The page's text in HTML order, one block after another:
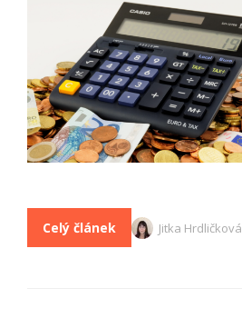
Celý článek Jitka Hrdličková